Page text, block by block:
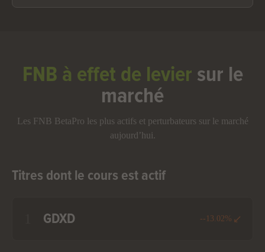
FNB à effet de levier sur le
marché
Les FNB BetaPro les plus actifs et perturbateurs sur le marché
aujourd’hui.
Titres dont le cours est actif
GDXD --13.02%